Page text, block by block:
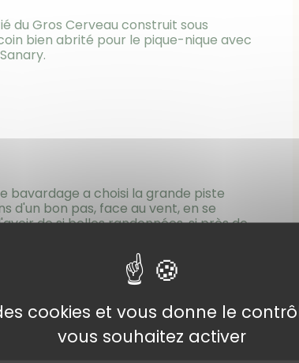
cookies et vous donne le
vous souhaitez activer
du Gros Cerveau construit sous
bien abrité pour le pique-nique avec
bavardage a choisi la grande piste
d'un bon pas, face au vent, en se
de si belles randonnées, si près de